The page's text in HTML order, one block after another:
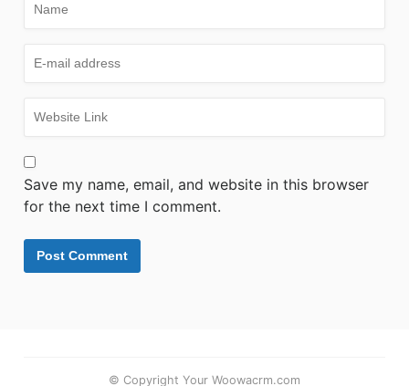
Save my name, email, and website in this browser
for the next time I comment.
© Copyright Your Woowacrm.com